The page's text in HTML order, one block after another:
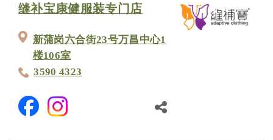
缝补宝康健服装专门店
新蒲岗六合街23号万昌中心1
楼106室
3590 4323